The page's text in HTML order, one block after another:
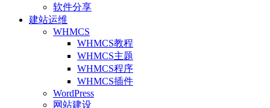
软件分享
建站运维
WHMCS
WHMCS教程
WHMCS主题
WHMCS程序
WHMCS插件
WordPress
网站建设